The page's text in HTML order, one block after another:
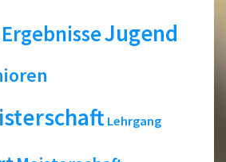
ErgebnisseJugend
Lehrgang